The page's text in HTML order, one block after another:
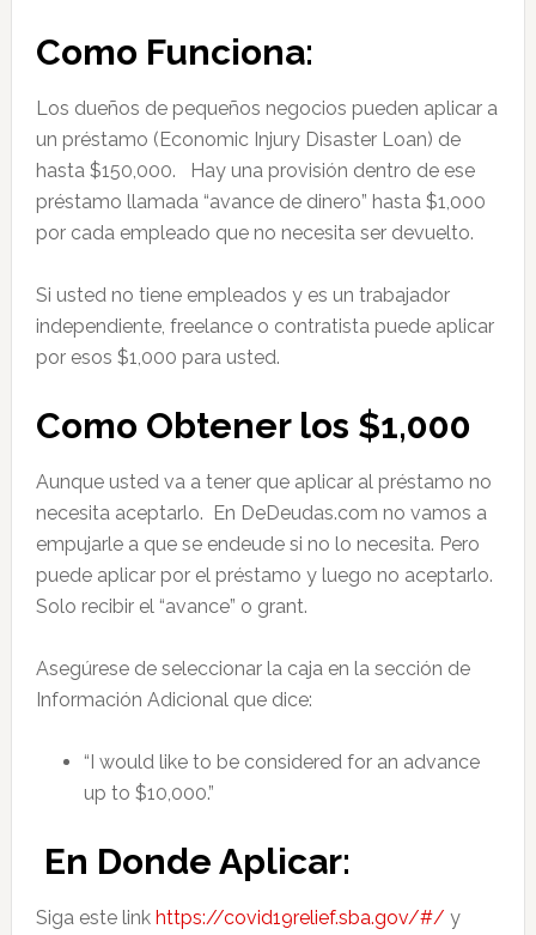
Como Funciona:
Los dueños de pequeños negocios pueden aplicar a
un préstamo (Economic Injury Disaster Loan) de
hasta $150,000. Hay una provisión dentro de ese
préstamo llamada “avance de dinero” hasta $1,000
por cada empleado que no necesita ser devuelto.
Si usted no tiene empleados y es un trabajador
independiente, freelance o contratista puede aplicar
por esos $1,000 para usted.
Como Obtener los $1,000
Aunque usted va a tener que aplicar al préstamo no
necesita aceptarlo. En DeDeudas.com no vamos a
empujarle a que se endeude si no lo necesita. Pero
puede aplicar por el préstamo y luego no aceptarlo.
Solo recibir el “avance” o grant.
Asegúrese de seleccionar la caja en la sección de
Información Adicional que dice:
“I would like to be considered for an advance
up to $10,000.”
En Donde Aplicar:
Siga este link https://covid19relief.sba.gov/#/ y